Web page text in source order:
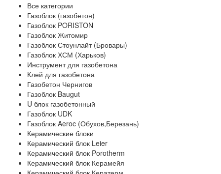
Все категории
Газоблок (газобетон)
Газоблок PORISTON
Газоблок Житомир
Газоблок Стоунлайт (Бровары)
Газоблок ХСМ (Харьков)
Инструмент для газобетона
Клей для газобетона
Газобетон Чернигов
Газоблок Baugut
U блок газобетонный
Газоблок UDK
Газоблок Aeroc (Обухов,Березань)
Керамические блоки
Керамический блок Leier
Керамический блок Porotherm
Керамический блок Керамейя